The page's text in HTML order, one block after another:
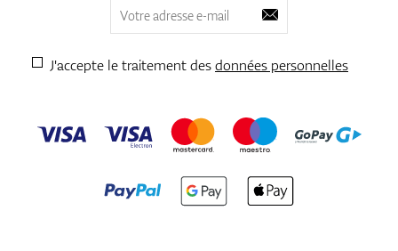
J'accepte le traitement desdonnées personnelles